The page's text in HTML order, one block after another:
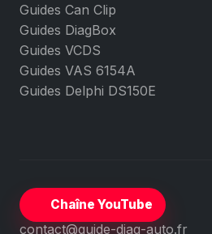
Guides Can Clip
Guides DiagBox
Guides VCDS
Guides VAS 6154A
Guides Delphi DS150E
Chaîne YouTube
contact@guide-diag-auto.fr